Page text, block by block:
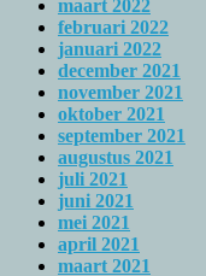
maart 2022
februari 2022
januari 2022
december 2021
november 2021
oktober 2021
september 2021
augustus 2021
juli 2021
juni 2021
mei 2021
april 2021
maart 2021